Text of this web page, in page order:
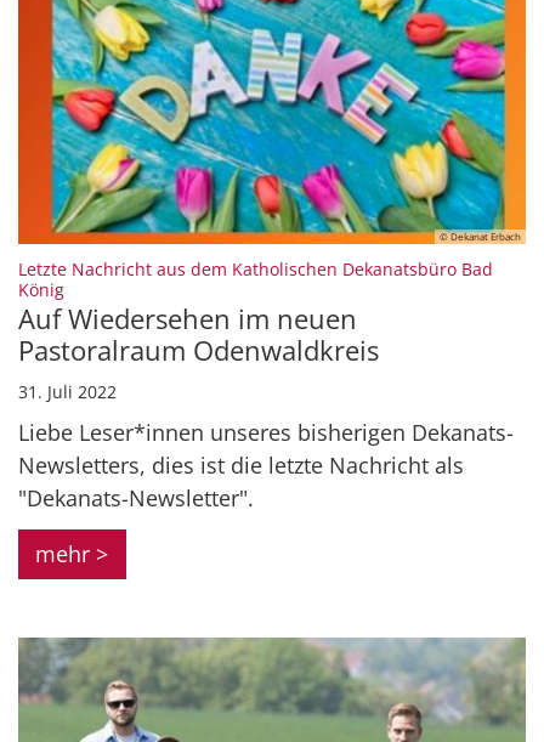
© Dekanat Erbach
Letzte Nachricht aus dem Katholischen Dekanatsbüro Bad
König:
Auf Wiedersehen im neuen
Pastoralraum Odenwaldkreis
31. Juli 2022
Liebe Leser*innen unseres bisherigen Dekanats-
Newsletters, dies ist die letzte Nachricht als
"Dekanats-Newsletter".
mehr >